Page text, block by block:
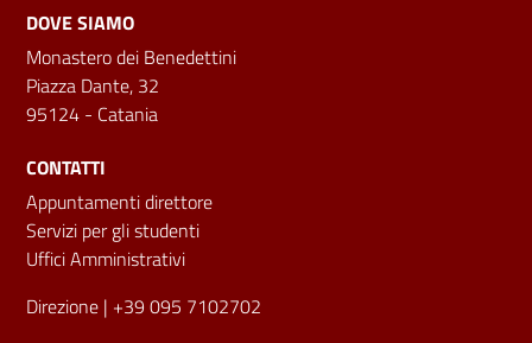
DOVE SIAMO
Monastero dei Benedettini
Piazza Dante, 32
95124 - Catania
CONTATTI
Appuntamenti direttore
Servizi per gli studenti
Uffici Amministrativi
Direzione | +39 095 7102702